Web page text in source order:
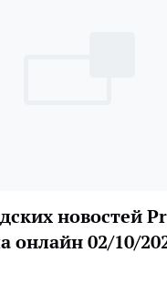
новостей
онлайн 02/10/